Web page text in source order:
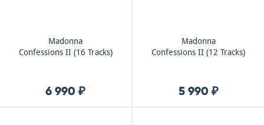
Madonna
Confessions II (16 Tracks)
6 990 ₽
Madonna
Confessions II (12 Tracks)
5 990 ₽